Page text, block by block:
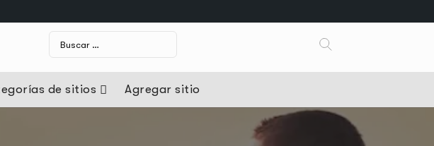
de sitios Agregar sitio